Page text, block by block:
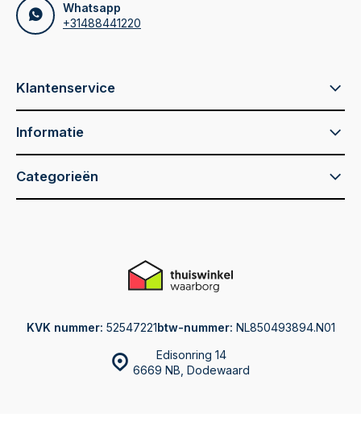
Whatsapp
+31488441220
Klantenservice
Informatie
Categorieën
Edisonring 14
6669 NB, Dodewaard
KVK nummer: 52547221btw-nummer: NL850493894.N01